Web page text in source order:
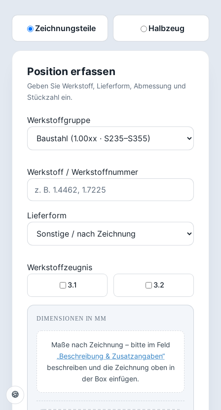
🍪
Zeichnungsteile Halbzeug
Position erfassen
Geben Sie Werkstoff, Lieferform, Abmessung und
Stückzahl ein.
Werkstoffgruppe
Werkstoff / Werkstoffnummer
Lieferform
Werkstoffzeugnis
3.1 3.2
DIMENSIONEN IN MM
Maße nach Zeichnung – bitte im Feld
„Beschreibung & Zusatzangaben“
beschreiben und die Zeichnung oben in
der Box einfügen.